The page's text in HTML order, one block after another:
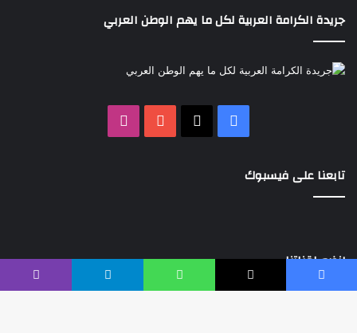
جريدة الكرامة العربية لكل ما يهم الوطن العربي
فيسبوك ‫YouTube
تابعنا على فيسبوك
إنضم لقناتنا
فيسبوك ‫X واتساب تيلقرام ڤايبر